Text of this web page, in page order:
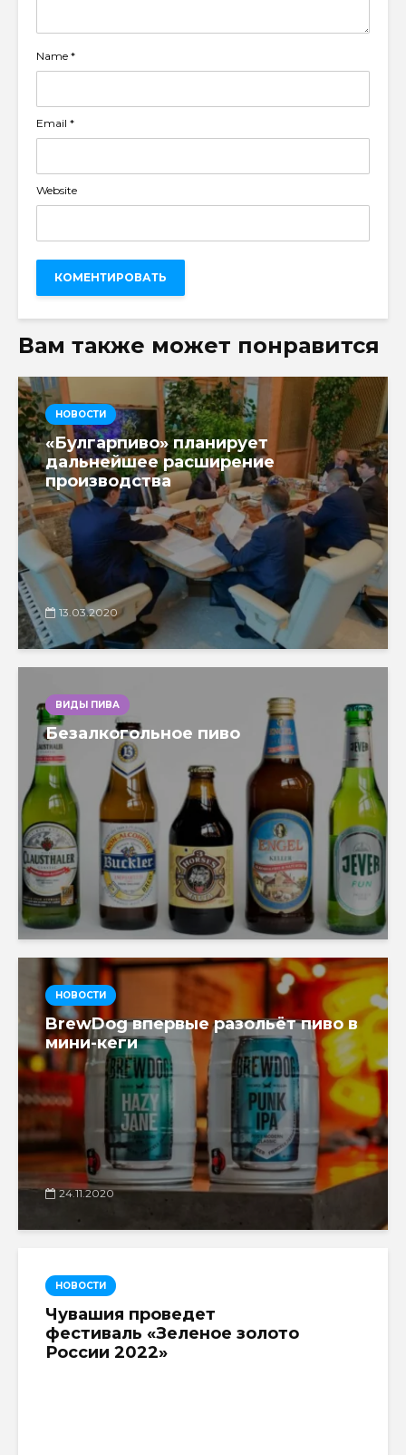
Name *
Email *
Website
Вам также может понравится
НОВОСТИ
«Булгарпиво» планирует
дальнейшее расширение
производства
13.03.2020
ВИДЫ ПИВА
Безалкогольное пиво
НОВОСТИ
BrewDog впервые разольёт пиво в
мини-кеги
24.11.2020
НОВОСТИ
Чувашия проведет
фестиваль «Зеленое золото
России 2022»